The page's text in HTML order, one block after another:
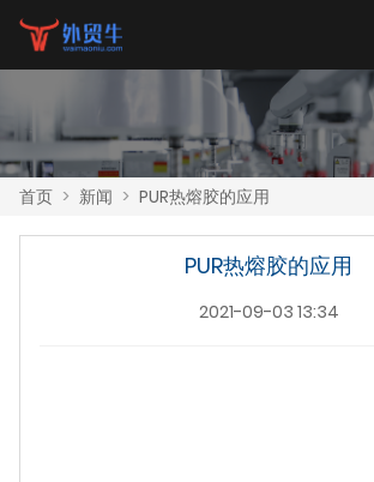
首页 > 新闻 > PUR热熔胶的应用
PUR热熔胶的应用
2021-09-03 13:34